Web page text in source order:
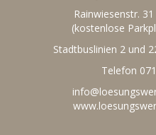
Rainwiesenstr.
(kostenlose
Stadtbuslinien 2 und
Telefon